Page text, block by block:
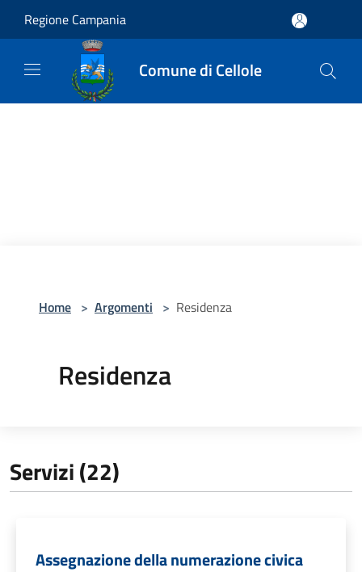
Regione Campania
Comune di Cellole
Home > Argomenti > Residenza
Residenza
Servizi (22)
Assegnazione della numerazione civica